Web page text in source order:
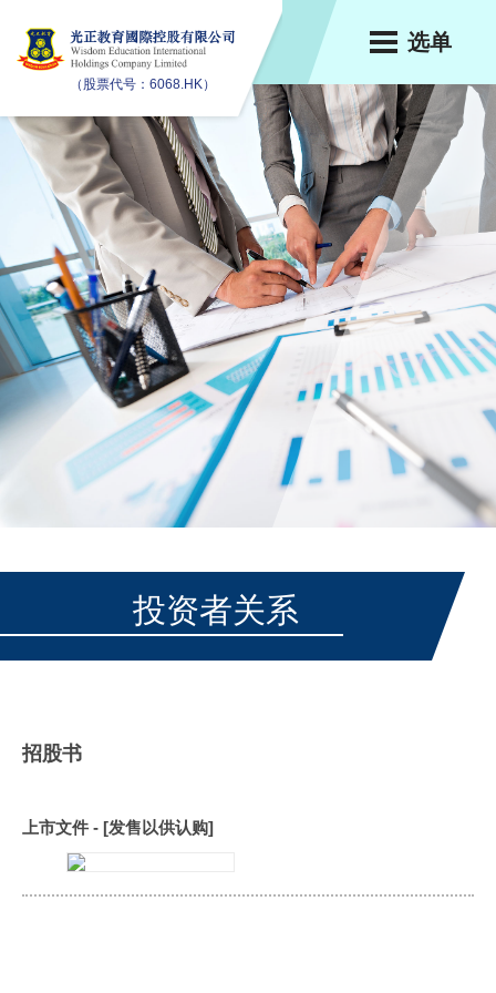
（股票代号：6068.HK）
选单
投资者关系
招股书
上市文件 - [发售以供认购]